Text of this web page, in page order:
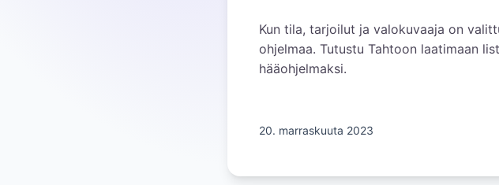
Kun tila, tarjoilut ja valokuvaaja on
ohjelmaa. Tutustu Tahtoon laatimaan
hääohjelmaksi.
20. marraskuuta 2023